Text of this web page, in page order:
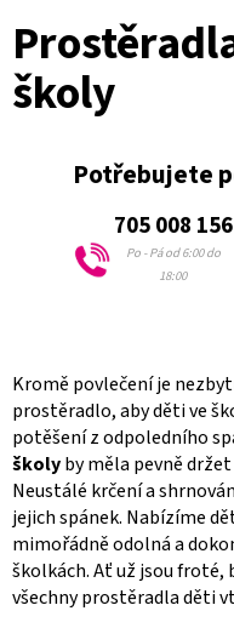
školy
Potřebujete
705 008 156
Po - Pá od 6:00 do
18:00
Kromě povlečení je
prostěradlo, aby děti ve
potěšení z odpoledního
školyby měla pevně
Neustálé krčení a
jejich spánek. Nabízíme
mimořádně odolná a
školkách. Ať už jsou froté,
všechny prostěradla děti